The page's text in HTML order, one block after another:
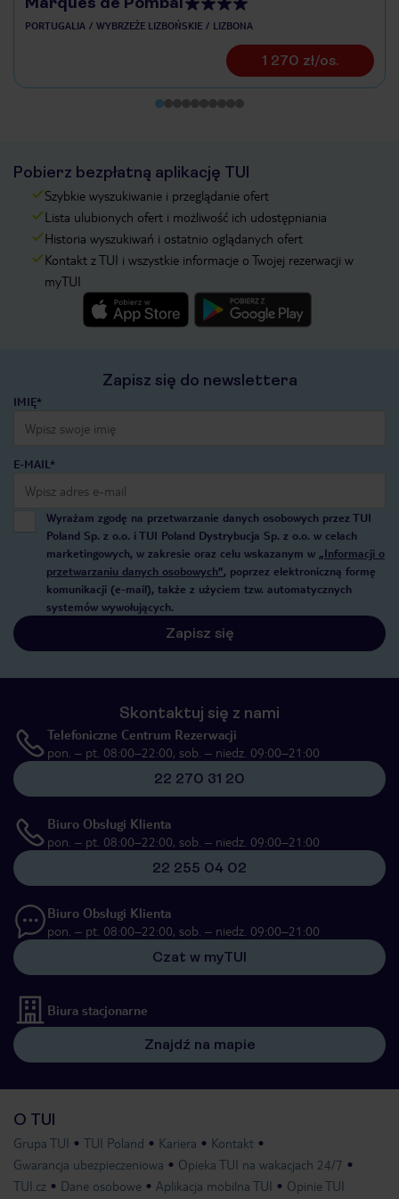
PORTUGALIA WYBRZEŻE LIZBOŃSKIE LIZBONA
1 270 zł/os.
Pobierz bezpłatną aplikację TUI
Szybkie wyszukiwanie i przeglądanie ofert
Lista ulubionych ofert i możliwość ich udostępniania
Historia wyszukiwań i ostatnio oglądanych ofert
Kontakt z TUI i wszystkie informacje o Twojej rezerwacji w
myTUI
Zapisz się do newslettera
IMIĘ*
E-MAIL*
Wyrażam zgodę na przetwarzanie danych osobowych przez TUI
Poland Sp. z o.o. i TUI Poland Dystrybucja Sp. z o.o. w celach
marketingowych, w zakresie oraz celu wskazanym w „Informacji o
przetwarzaniu danych osobowych”, poprzez elektroniczną formę
komunikacji (e-mail), także z użyciem tzw. automatycznych
systemów wywołujących.
Zapisz się
Skontaktuj się z nami
Telefoniczne Centrum Rezerwacji
pon. – pt. 08:00–22:00, sob. – niedz. 09:00–21:00
22 270 31 20
Biuro Obsługi Klienta
pon. – pt. 08:00–22:00, sob. – niedz. 09:00–21:00
22 255 04 02
Biuro Obsługi Klienta
pon. – pt. 08:00–22:00, sob. – niedz. 09:00–21:00
Czat w myTUI
Biura stacjonarne
Znajdź na mapie
O TUI
Grupa TUI TUI Poland Kariera
Kontakt
Gwarancja ubezpieczeniowa
Opieka TUI na wakacjach 24/7
TUI.cz
Dane osobowe Aplikacja mobilna TUI Opinie TUI